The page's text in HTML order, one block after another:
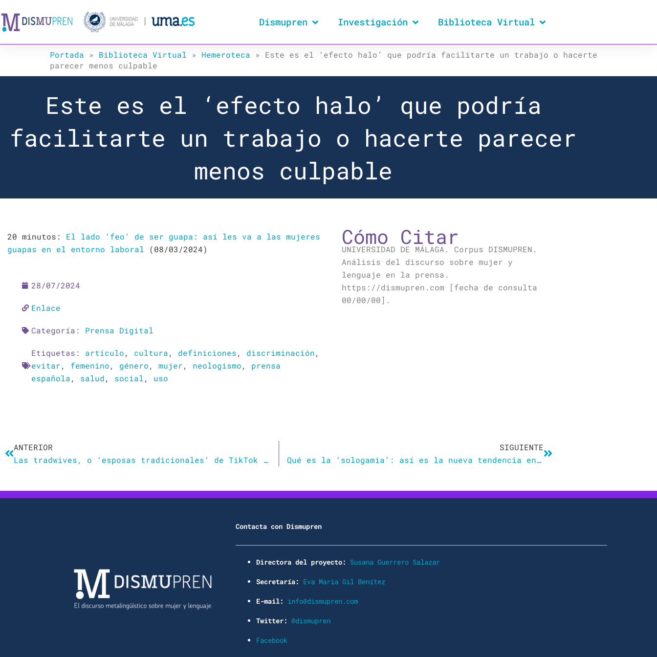
al
contenido
Dismupren Investigación Biblioteca Virtual
Portada » Biblioteca Virtual » Hemeroteca » Este es el ‘efecto halo’ que podría facilitarte un trabajo o hacerte
parecer menos culpable
Este es el ‘efecto halo’ que podría
facilitarte un trabajo o hacerte parecer
menos culpable
20 minutos: El lado ‘feo’ de ser guapa: así les va a las mujeres
guapas en el entorno laboral (08/03/2024)
28/07/2024
Enlace
Categoría: Prensa Digital
Etiquetas: artículo, cultura, definiciones, discriminación,
evitar, femenino, género, mujer, neologismo, prensa
española, salud, social, uso
Cómo Citar
UNIVERSIDAD DE MÁLAGA. Corpus DISMUPREN.
Análisis del discurso sobre mujer y
lenguaje en la prensa.
https://dismupren.com [fecha de consulta
00/00/00].
ANTERIOR
Las tradwives, o ‘esposas tradicionales’ de TikTok no existen: son un espejismo de las redes
SIGUIENTE
Qué es la ‘sologamia’: así es la nueva tendencia en España para relacionarse que preocupa a los solteros
Contacta con Dismupren
Directora del proyecto: Susana Guerrero Salazar
Secretaría: Eva María Gil Benítez
E-mail: info@dismupren.com
Twitter: @dismupren
Facebook